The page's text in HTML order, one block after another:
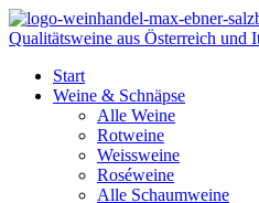
Qualitätsweine aus Österreich und
Start
Weine & Schnäpse
Alle Weine
Rotweine
Weissweine
Roséweine
Alle Schaumweine